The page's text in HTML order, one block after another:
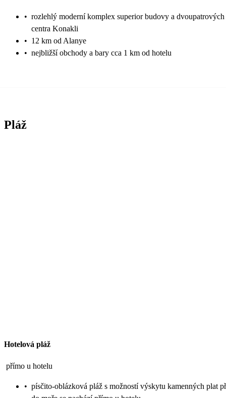
• rozlehlý moderní komplex superior budovy a
centra Konakli
• 12 km od Alanye
• nejbližší obchody a bary cca 1 km od hotelu
Pláž
Hotelová pláž
přímo u hotelu
• písčito-oblázková pláž s možností výskytu kamenných plat